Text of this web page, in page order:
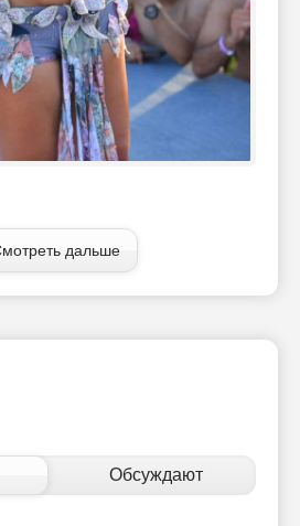
дальше
Обсуждают